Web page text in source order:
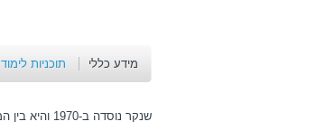
מידע כללי תוכניות לימוד
שנקר נוסדה ב-1970 והיא בין המוסדות האקדמיים הוותיקים והמכובדים בישראל.